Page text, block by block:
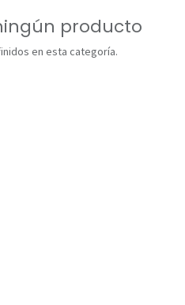
producto
en esta categoría.